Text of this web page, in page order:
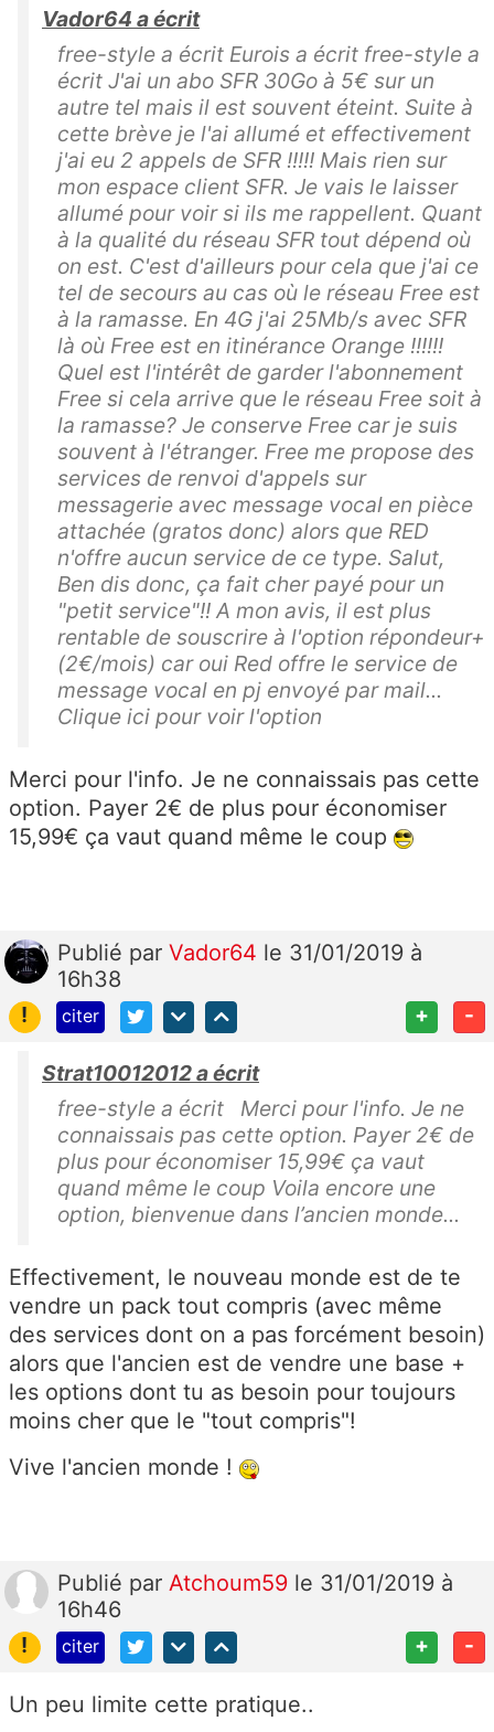
Vador64 a écrit
free-style a écrit Eurois a écrit free-style a
écrit J'ai un abo SFR 30Go à 5€ sur un
autre tel mais il est souvent éteint. Suite à
cette brève je l'ai allumé et effectivement
j'ai eu 2 appels de SFR !!!!! Mais rien sur
mon espace client SFR. Je vais le laisser
allumé pour voir si ils me rappellent. Quant
à la qualité du réseau SFR tout dépend où
on est. C'est d'ailleurs pour cela que j'ai ce
tel de secours au cas où le réseau Free est
à la ramasse. En 4G j'ai 25Mb/s avec SFR
là où Free est en itinérance Orange !!!!!!
Quel est l'intérêt de garder l'abonnement
Free si cela arrive que le réseau Free soit à
la ramasse? Je conserve Free car je suis
souvent à l'étranger. Free me propose des
services de renvoi d'appels sur
messagerie avec message vocal en pièce
attachée (gratos donc) alors que RED
n'offre aucun service de ce type. Salut,
Ben dis donc, ça fait cher payé pour un
"petit service"!! A mon avis, il est plus
rentable de souscrire à l'option répondeur+
(2€/mois) car oui Red offre le service de
message vocal en pj envoyé par mail...
Clique ici pour voir l'option
Merci pour l'info. Je ne connaissais pas cette
option. Payer 2€ de plus pour économiser
15,99€ ça vaut quand même le coup
Publié par Vador64 le 31/01/2019 à
16h38
!
citer + -
Strat10012012 a écrit
free-style a écrit Merci pour l'info. Je ne
connaissais pas cette option. Payer 2€ de
plus pour économiser 15,99€ ça vaut
quand même le coup Voila encore une
option, bienvenue dans l’ancien monde...
Effectivement, le nouveau monde est de te
vendre un pack tout compris (avec même
des services dont on a pas forcément besoin)
alors que l'ancien est de vendre une base +
les options dont tu as besoin pour toujours
moins cher que le "tout compris"!
Vive l'ancien monde !
Publié par Atchoum59 le 31/01/2019 à
16h46
!
citer + -
Un peu limite cette pratique..